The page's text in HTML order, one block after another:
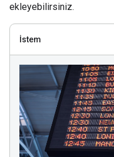
ekleyebilirsiniz.
İstem